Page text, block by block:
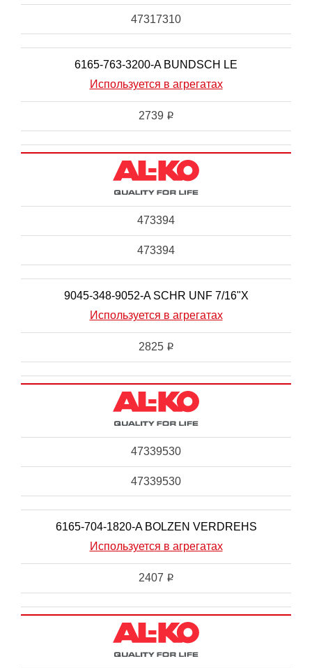
47317310
6165-763-3200-A BUNDSCH LE
Используется в агрегатах
2739 i
473394
473394
9045-348-9052-A SCHR UNF 7/16"X
Используется в агрегатах
2825 i
47339530
47339530
6165-704-1820-A BOLZEN VERDREHS
Используется в агрегатах
2407 i